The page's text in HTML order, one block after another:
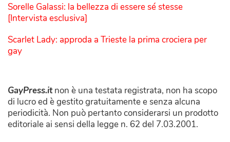
Sorelle Galassi: la bellezza di essere sé stesse
[Intervista esclusiva]
Scarlet Lady: approda a Trieste la prima crociera per
gay
GayPress.itnon è una testata registrata, non ha scopo
di lucro ed è gestito gratuitamente e senza alcuna
periodicità. Non può pertanto considerarsi un prodotto
editoriale ai sensi della legge n. 62 del 7.03.2001.